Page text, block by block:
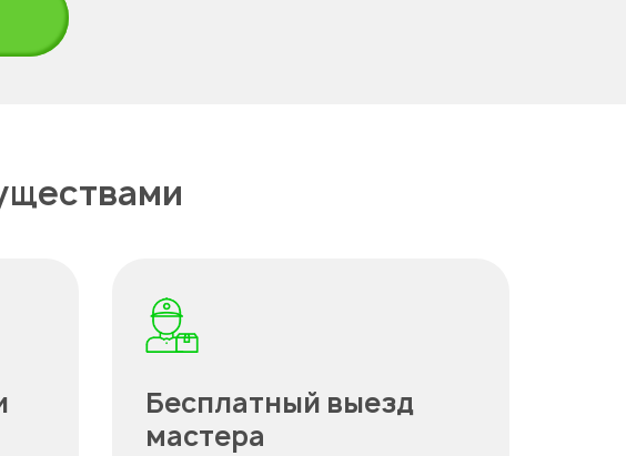
Бесплатный выезд
мастера